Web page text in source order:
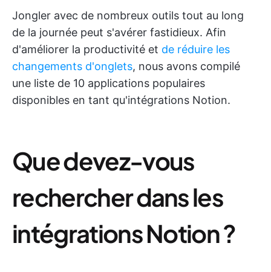
Jongler avec de nombreux outils tout au long
de la journée peut s'avérer fastidieux. Afin
d'améliorer la productivité et de réduire les
changements d'onglets, nous avons compilé
une liste de 10 applications populaires
disponibles en tant qu'intégrations Notion.
Que devez-vous
rechercher dans les
intégrations Notion ?